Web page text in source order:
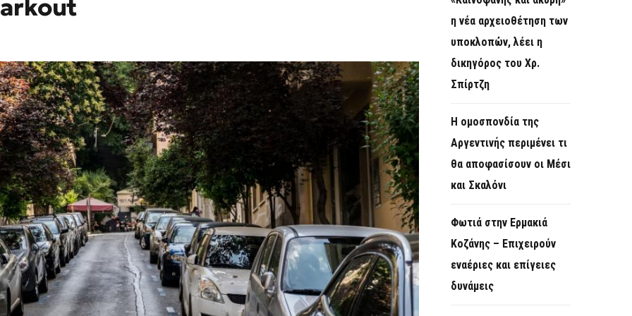
η νέα αρχειοθέτηση των
υποκλοπών, λέει η
δικηγόρος του Χρ.
Σπίρτζη
Η ομοσπονδία της
Αργεντινής περιμένει τι
θα αποφασίσουν οι Μέσι
και Σκαλόνι
Φωτιά στην Ερμακιά
Κοζάνης – Επιχειρούν
εναέριες και επίγειες
δυνάμεις